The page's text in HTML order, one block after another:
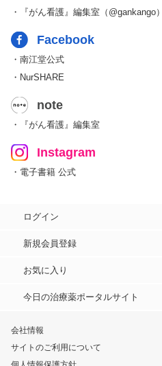
・『がん看護』編集室（@gankango）
Facebook
・南江堂公式
・NurSHARE
note
・『がん看護』編集室
Instagram
・電子書籍 公式
ログイン
新規会員登録
お気に入り
今日の治療薬ポータルサイト
会社情報
サイトのご利用について